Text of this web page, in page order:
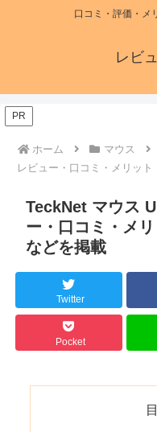
口コミ・評価・メ
レビ
ホーム マウス
レビュー・口コミ・メリッ
PR
TeckNet マウス
ー・口コミ・メ
などを掲載
Twitter
Pocket